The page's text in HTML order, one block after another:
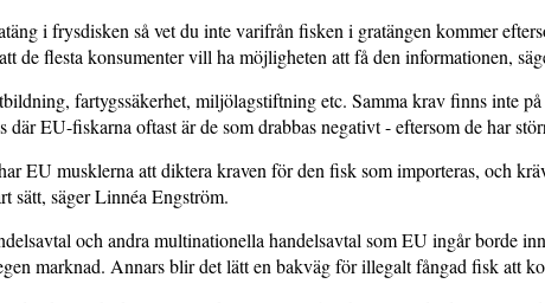
i frysdisken så vet du inte varifrån fisken i gratängen kommer
de flesta konsumenter vill ha möjligheten att få den informationen,
fartygssäkerhet, miljölagstiftning etc. Samma krav finns inte
EU-fiskarna oftast är de som drabbas negativt - eftersom de har
EU musklerna att diktera kraven för den fisk som importeras, och
sätt, säger Linnéa Engström.
och andra multinationella handelsavtal som EU ingår borde
marknad. Annars blir det lätt en bakväg för illegalt fångad fisk att